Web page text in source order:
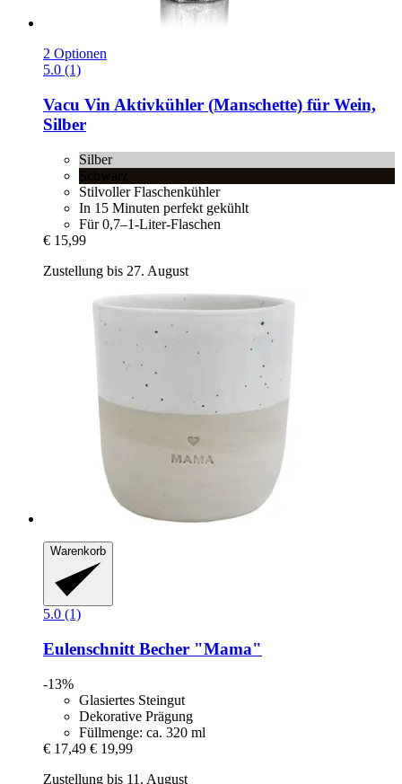
2 Optionen
5.0 (1)
Vacu Vin Aktivkühler (Manschette) für Wein,
Silber
Silber
Stilvoller Flaschenkühler
In 15 Minuten perfekt gekühlt
Für 0,7–1-Liter-Flaschen
€ 15,99
Zustellung bis 27. August
Warenkorb
5.0 (1)
Eulenschnitt Becher "Mama"
-13%
Glasiertes Steingut
Dekorative Prägung
Füllmenge: ca. 320 ml
€ 17,49 € 19,99
Zustellung bis 11. August